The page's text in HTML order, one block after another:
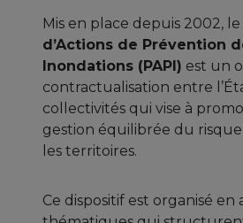
Mis en place depuis 2002, le
d’Actions de Prévention
Inondations (PAPI) est un
contractualisation entre
collectivités qui vise à
gestion équilibrée du
les territoires.
Ce dispositif est organisé en